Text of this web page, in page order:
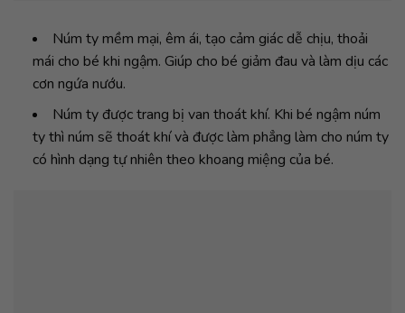
Núm ty mềm mại, êm ái, tạo cảm giác dễ chịu, thoải
mái cho bé khi ngậm. Giúp cho bé giảm đau và làm dịu các
cơn ngứa nướu.
Núm ty được trang bị van thoát khí. Khi bé ngậm núm
ty thì núm sẽ thoát khí và được làm phẳng làm cho núm ty
có hình dạng tự nhiên theo khoang miệng của bé.